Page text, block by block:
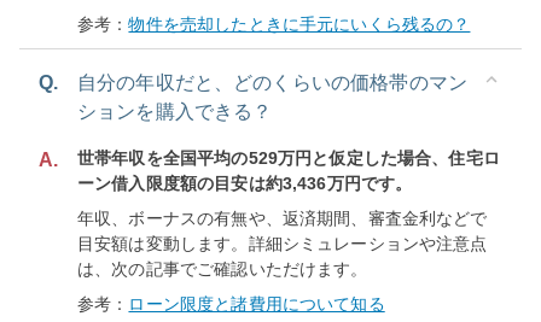
参考：物件を売却したときに手元にいくら残るの？
Q.
自分の年収だと、どのくらいの価格帯のマン
ションを購入できる？
A.
世帯年収を全国平均の529万円と仮定した場合、住宅ロ
ーン借入限度額の目安は約3,436万円です。
年収、ボーナスの有無や、返済期間、審査金利などで
目安額は変動します。詳細シミュレーションや注意点
は、次の記事でご確認いただけます。
参考： ローン限度と諸費用について知る